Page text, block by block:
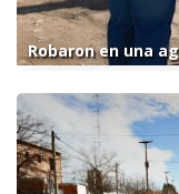
Robaron en una